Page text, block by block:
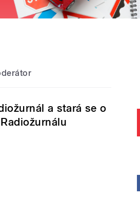
a stará se o